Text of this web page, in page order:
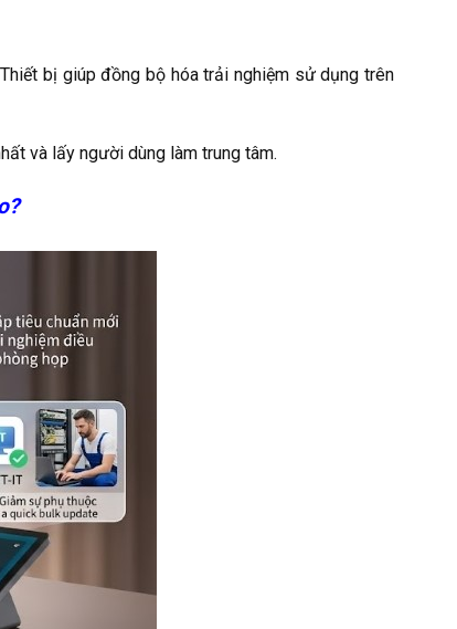
bị giúp đồng bộ hóa trải nghiệm sử dụng trên
và lấy người dùng làm trung tâm.